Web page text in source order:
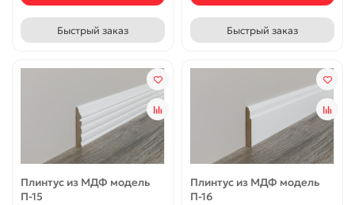
Быстрый заказ Быстрый заказ
Плинтус из МДФ модель
П-15
Плинтус из МДФ модель
П-16